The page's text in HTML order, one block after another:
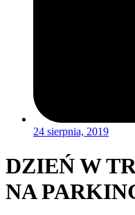
24 sierpnia, 2019
DZIEŃ W
NA